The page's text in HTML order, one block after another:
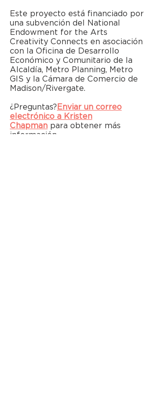
Este proyecto está financiado por
una subvención del National
Endowment for the Arts
Creativity Connects en asociación
con la Oficina de Desarrollo
Económico y Comunitario de la
Alcaldía, Metro Planning, Metro
GIS y la Cámara de Comercio de
Madison/Rivergate.
¿Preguntas?Enviar un correo
electrónico a Kristen
Chapman para obtener más
información.